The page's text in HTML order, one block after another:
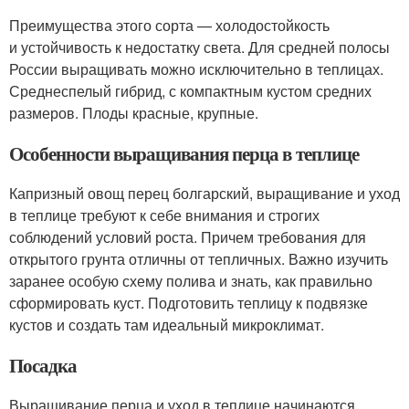
Преимущества этого сорта — холодостойкость
и устойчивость к недостатку света. Для средней полосы
России выращивать можно исключительно в теплицах.
Среднеспелый гибрид, с компактным кустом средних
размеров. Плоды красные, крупные.
Особенности выращивания перца в теплице
Капризный овощ перец болгарский, выращивание и уход
в теплице требуют к себе внимания и строгих
соблюдений условий роста. Причем требования для
открытого грунта отличны от тепличных. Важно изучить
заранее особую схему полива и знать, как правильно
сформировать куст. Подготовить теплицу к подвязке
кустов и создать там идеальный микроклимат.
Посадка
Выращивание перца и уход в теплице начинаются